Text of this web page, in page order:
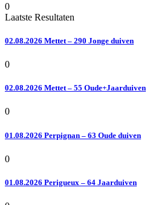
0
Laatste Resultaten
02.08.2026 Mettet – 290 Jonge duiven
0
02.08.2026 Mettet – 55 Oude+Jaarduiven
0
01.08.2026 Perpignan – 63 Oude duiven
0
01.08.2026 Perigueux – 64 Jaarduiven